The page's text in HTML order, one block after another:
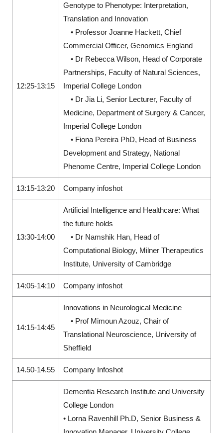
12:25-13:15
Genotype to Phenotype: Interpretation,
Translation and Innovation
• Professor Joanne Hackett, Chief
Commercial Officer, Genomics England
• Dr Rebecca Wilson, Head of Corporate
Partnerships, Faculty of Natural Sciences,
Imperial College London
• Dr Jia Li, Senior Lecturer, Faculty of
Medicine, Department of Surgery & Cancer,
Imperial College London
• Fiona Pereira PhD, Head of Business
Development and Strategy, National
Phenome Centre, Imperial College London
13:15-13:20 Company infoshot
13:30-14:00
Artificial Intelligence and Healthcare: What
the future holds
• Dr Namshik Han, Head of
Computational Biology, Milner Therapeutics
Institute, University of Cambridge
14:05-14:10 Company infoshot
14:15-14:45
Innovations in Neurological Medicine
• Prof Mimoun Azouz, Chair of
Translational Neuroscience, University of
Sheffield
14.50-14.55 Company Infoshot
Dementia Research Institute and University
College London
• Lorna Ravenhill Ph.D, Senior Business &